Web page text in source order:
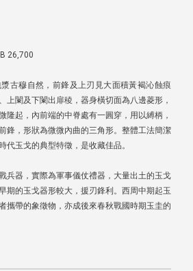
26,700
古穆自然，前鋒及上刃見大面積黃褐沁蝕痕
上闌及下闌出扉稜，器身橫切面為八邊菱形，
隆起，內前端的中脊處有一圓穿，用以縛柄，
鋒，形狀為微微內曲的三角形。整體工法簡潔
代玉戈的典型特徵，是收藏佳品。
兵器，實際為軍事儀仗禮器，大量出土的玉戈
期的玉戈器形較大，援刃鋒利。西周中期起玉
攜帶的象徵物，亦成後來春秋戰國時期玉圭的